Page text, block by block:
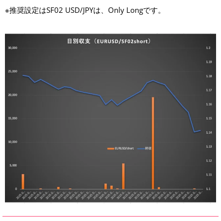
※推奨設定はSF02 USD/JPYは、Only Longです。